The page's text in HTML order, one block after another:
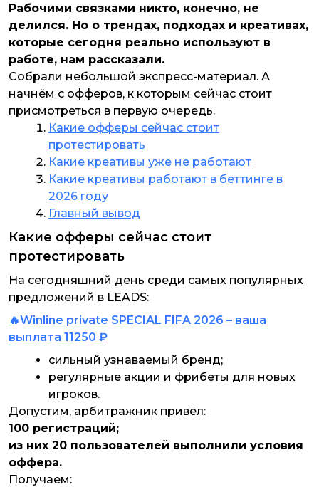
Рабочими связками никто, конечно, не
делился. Но о трендах, подходах и креативах,
которые сегодня реально используют в
работе, нам рассказали.
Собрали небольшой экспресс-материал. А
начнём с офферов, к которым сейчас стоит
присмотреться в первую очередь.
Какие офферы сейчас стоит
протестировать
Какие креативы уже не работают
Какие креативы работают в беттинге в
2026 году
Главный вывод
Какие офферы сейчас стоит
протестировать
На сегодняшний день среди самых популярных
предложений в LEADS:
🔥Winline private SPECIAL FIFA 2026 – ваша
выплата 11250 ₽
сильный узнаваемый бренд;
регулярные акции и фрибеты для новых
игроков.
Допустим, арбитражник привёл:
100 регистраций;
из них 20 пользователей выполнили условия
оффера.
Получаем: